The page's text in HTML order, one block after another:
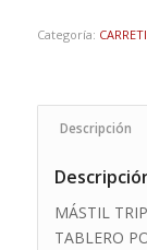
Categoría:
Descripción
MÁSTIL
TABLERO